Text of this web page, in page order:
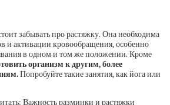
забывать про растяжку. Она необходима
и активации кровообращения, особенно
в одном и том же положении. Кроме
организм к другим, более
Попробуйте такие занятия, как йога или
Важность разминки и растяжки